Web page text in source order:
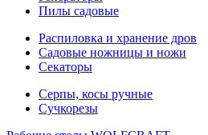
Пилы садовые
Распиловка и хранение дров
Садовые ножницы и ножи
Секаторы
Серпы, косы ручные
Сучкорезы